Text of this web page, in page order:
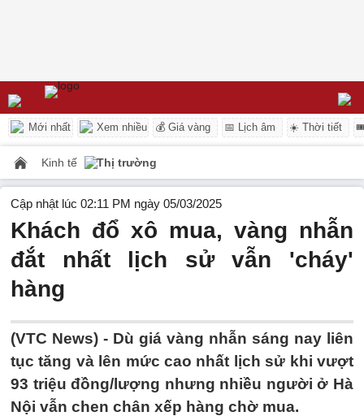
Mới nhất Xem nhiều 💰 Giá vàng 📅 Lịch âm ☀️ Thời tiết
Kinh tế Thị trường
Cập nhật lúc 02:11 PM ngày 05/03/2025
Khách đổ xô mua, vàng nhẫn
đắt nhất lịch sử vẫn 'cháy'
hàng
(VTC News) - Dù giá vàng nhẫn sáng nay liên
tục tăng và lên mức cao nhất lịch sử khi vượt
93 triệu đồng/lượng nhưng nhiều người ở Hà
Nội vẫn chen chân xếp hàng chờ mua.